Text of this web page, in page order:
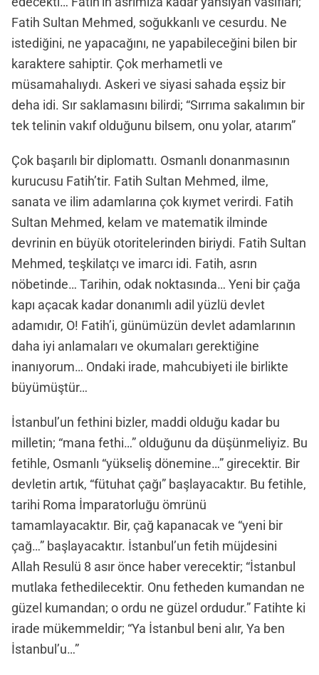
Fatih Sultan Mehmed, soğukkanlı ve cesurdu. Ne
istediğini, ne yapacağını, ne yapabileceğini bilen bir
karaktere sahiptir. Çok merhametli ve
müsamahalıydı. Askeri ve siyasi sahada eşsiz bir
deha idi. Sır saklamasını bilirdi; “Sırrıma sakalımın bir
tek telinin vakıf olduğunu bilsem, onu yolar, atarım”
Çok başarılı bir diplomattı. Osmanlı donanmasının
kurucusu Fatih’tir. Fatih Sultan Mehmed, ilme,
sanata ve ilim adamlarına çok kıymet verirdi. Fatih
Sultan Mehmed, kelam ve matematik ilminde
devrinin en büyük otoritelerinden biriydi. Fatih Sultan
Mehmed, teşkilatçı ve imarcı idi. Fatih, asrın
nöbetinde… Tarihin, odak noktasında… Yeni bir çağa
kapı açacak kadar donanımlı adil yüzlü devlet
adamıdır, O! Fatih’i, günümüzün devlet adamlarının
daha iyi anlamaları ve okumaları gerektiğine
inanıyorum… Ondaki irade, mahcubiyeti ile birlikte
büyümüştür…
İstanbul’un fethini bizler, maddi olduğu kadar bu
milletin; “mana fethi…” olduğunu da düşünmeliyiz. Bu
fetihle, Osmanlı “yükseliş dönemine…” girecektir. Bir
devletin artık, “fütuhat çağı” başlayacaktır. Bu fetihle,
tarihi Roma İmparatorluğu ömrünü
tamamlayacaktır. Bir, çağ kapanacak ve “yeni bir
çağ…” başlayacaktır. İstanbul’un fetih müjdesini
Allah Resulü 8 asır önce haber verecektir; “İstanbul
mutlaka fethedilecektir. Onu fetheden kumandan ne
güzel kumandan; o ordu ne güzel ordudur.” Fatihte ki
irade mükemmeldir; “Ya İstanbul beni alır, Ya ben
İstanbul’u…”